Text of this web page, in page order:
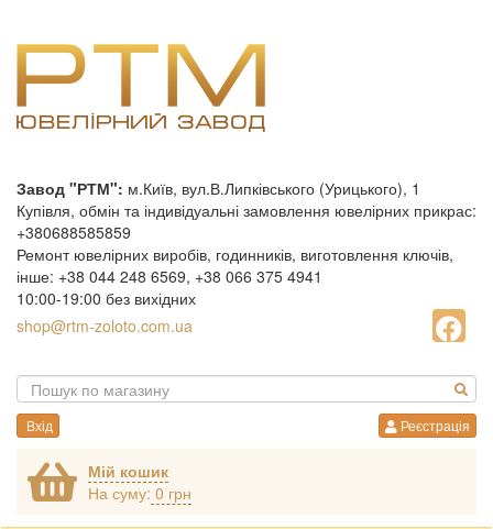
Завод "РТМ": м.Київ, вул.В.Липківського (Урицького), 1
Купівля, обмін та індивідуальні замовлення ювелірних прикрас:
+380688585859
Ремонт ювелірних виробів, годинників, виготовлення ключів,
інше: +38 044 248 6569, +38 066 375 4941
10:00-19:00 без вихідних
shop@rtm-zoloto.com.ua
Вхід Реєстрація
Мій кошик
На суму: 0 грн